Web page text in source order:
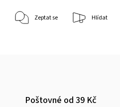
Zeptat se Hlídat
Poštovné od 39 Kč